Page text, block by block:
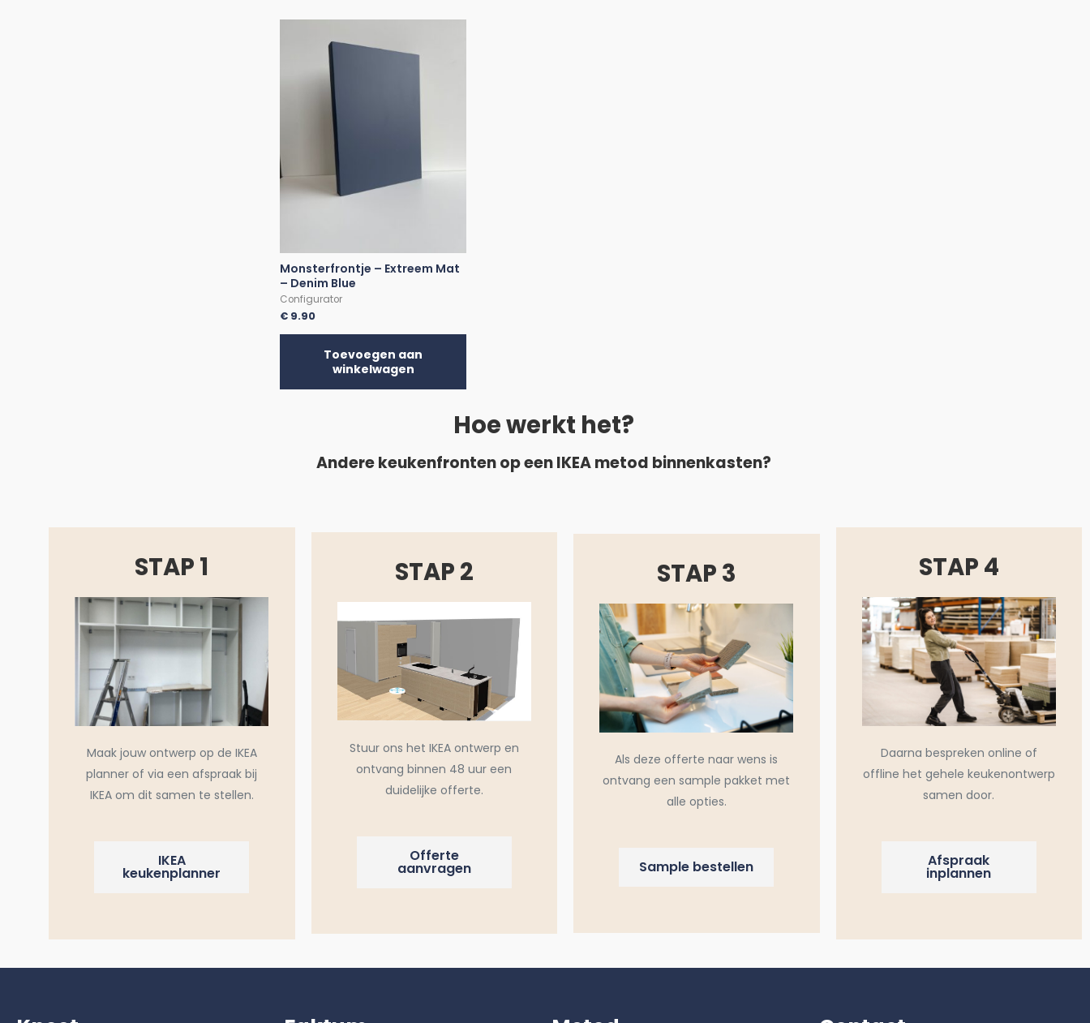
Monsterfrontje – Extreem Mat
– Denim Blue
Configurator
€ 9.90
Toevoegen aan
winkelwagen
Hoe werkt het?
Andere keukenfronten op een IKEA metod binnenkasten?
STAP 1
Maak jouw ontwerp op de IKEA
planner of via een afspraak bij
IKEA om dit samen te stellen.
IKEA
keukenplanner
STAP 2
Stuur ons het IKEA ontwerp en
ontvang binnen 48 uur een
duidelijke offerte.
Offerte
aanvragen
STAP 3
Als deze offerte naar wens is
ontvang een sample pakket met
alle opties.
Sample bestellen
STAP 4
Daarna bespreken online of
offline het gehele keukenontwerp
samen door.
Afspraak
inplannen